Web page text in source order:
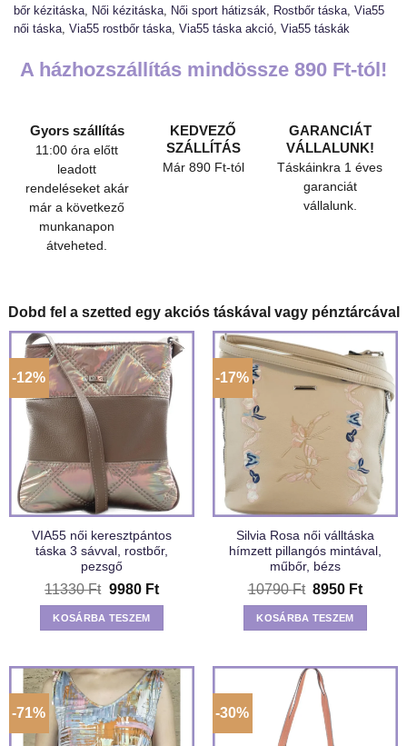
bőr kézitáska Női kézitáska Női sport hátizsák Rostbőr táska Via55
női táska Via55 rostbőr táska Via55 táska akció Via55 táskák
A házhozszállítás mindössze 890 Ft-tól!
Gyors szállítás
11:00 óra előtt
leadott
rendeléseket akár
már a következő
munkanapon
átveheted.
KEDVEZŐ
SZÁLLÍTÁS
Már 890 Ft-tól
GARANCIÁT
VÁLLALUNK!
Táskáinkra 1 éves
garanciát
vállalunk.
Dobd fel a szetted egy akciós táskával vagy pénztárcával
-12%
VIA55 női keresztpántos
táska 3 sávval, rostbőr,
pezsgő
11330Ft Original
price
was:
11330 Ft.
9980 FtCurrent
price
9980 Ft.
KOSÁRBA TESZEM
-17%
Silvia Rosa női válltáska
hímzett pillangós mintával,
műbőr, bézs
10790Ft Original
price
was:
10790 Ft.
8950 Ft
price
8950
KOSÁRBA TESZEM
-71% -30%